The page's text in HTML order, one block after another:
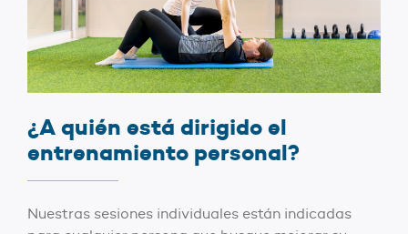
¿A quién está dirigido el
entrenamiento personal?
Nuestras sesiones individuales están indicadas